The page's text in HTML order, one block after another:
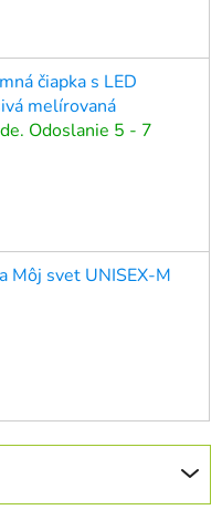
čiapka s LED
melírovaná
Odoslanie 5 - 7
Môj svet UNISEX-M